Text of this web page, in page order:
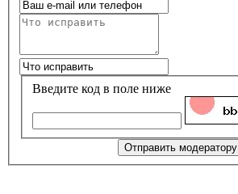
Введите код в поле ниже
Отправить модератору